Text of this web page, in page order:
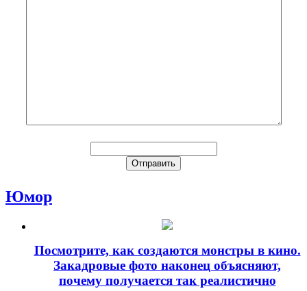
Юмор
Посмотрите, как создаются монстры в кино.
Закадровые фото наконец объясняют,
почему получается так реалистично